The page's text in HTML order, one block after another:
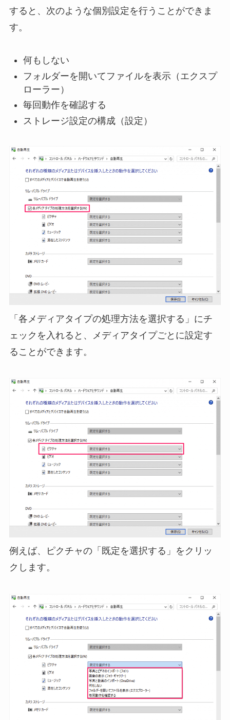
すると、次のような個別設定を行うことができま
す。
何もしない
フォルダーを開いてファイルを表示（エクスプ
ローラー）
毎回動作を確認する
ストレージ設定の構成（設定）
「各メディアタイプの処理方法を選択する」にチ
ェックを入れると、メディアタイプごとに設定す
ることができます。
例えば、ピクチャの「既定を選択する」をクリッ
クします。